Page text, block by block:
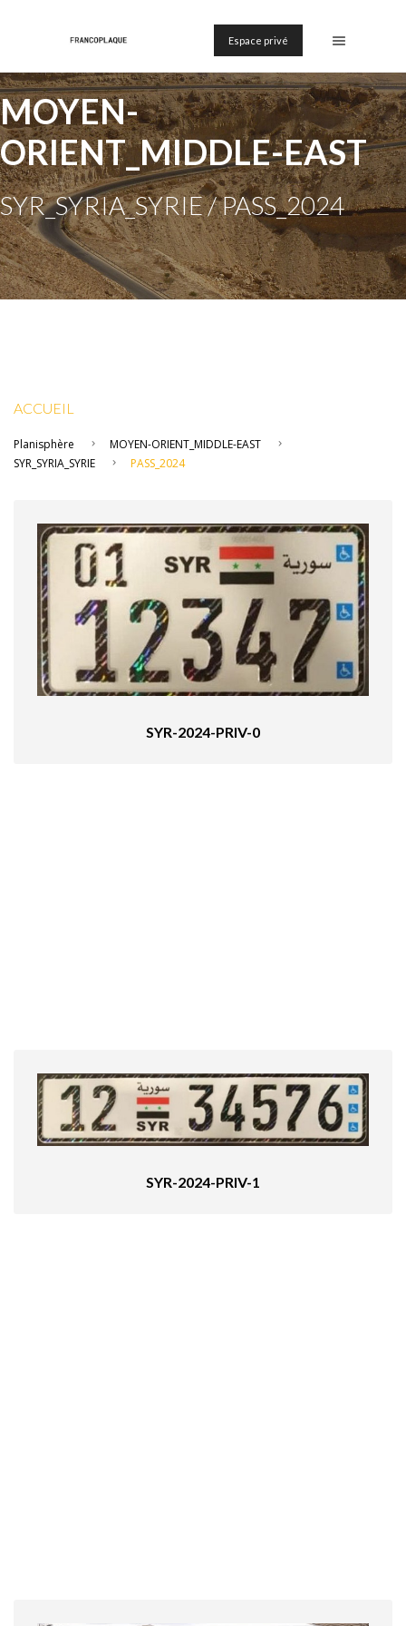
Espace privé
MOYEN-
ORIENT_MIDDLE-EAST
SYR_SYRIA_SYRIE / PASS_2024
ACCUEIL
Planisphère
MOYEN-ORIENT_MIDDLE-EAST
SYR_SYRIA_SYRIE
PASS_2024
SYR-2024-PRIV-0
SYR-2024-PRIV-1